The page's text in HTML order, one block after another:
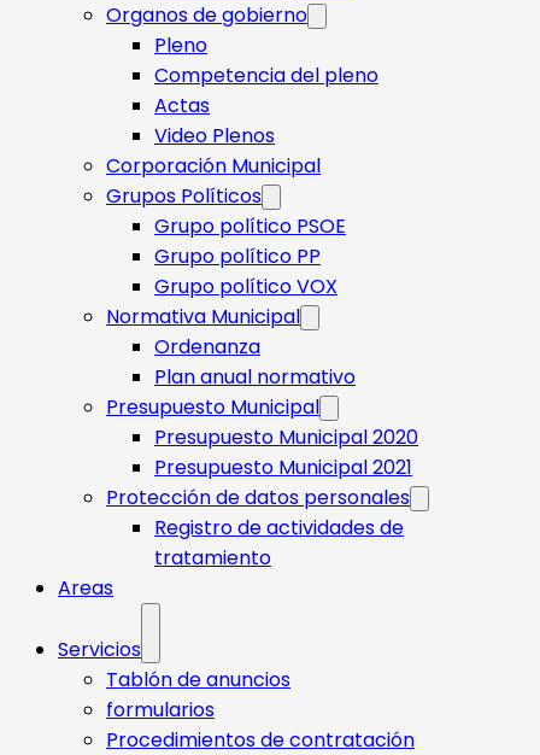
Organos de gobierno
Pleno
Competencia del pleno
Actas
Video Plenos
Corporación Municipal
Grupos Políticos
Grupo político PSOE
Grupo político PP
Grupo político VOX
Normativa Municipal
Ordenanza
Plan anual normativo
Presupuesto Municipal
Presupuesto Municipal 2020
Presupuesto Municipal 2021
Protección de datos personales
Registro de actividades de
tratamiento
Areas
Servicios
Tablón de anuncios
formularios
Procedimientos de contratación